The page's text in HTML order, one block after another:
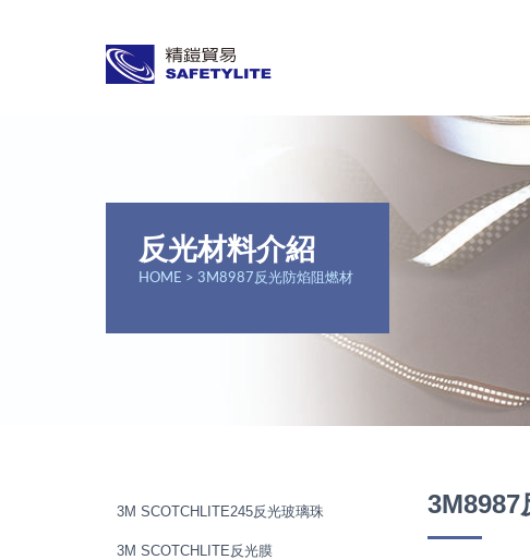
反光材料介紹
HOME > 3M8987反光防焰阻燃材
3M SCOTCHLITE245反光玻璃珠
3M SCOTCHLITE反光膜
3M8987